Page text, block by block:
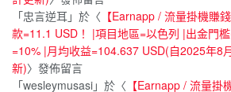
「忠言逆耳 」於〈 【Earnapp / 流量掛機賺
款=11.1 USD！ |項目地區=以色列 |出金門
=10% |月均收益=104.637 USD(自2025年8
新)〉發佈留言
「wesleymusasi」於〈 【Earnapp / 流量掛